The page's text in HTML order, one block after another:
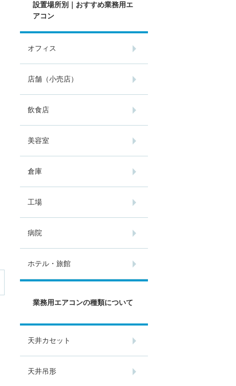
設置場所別｜おすすめ業務用エ
アコン
オフィス
店舗（小売店）
飲食店
美容室
倉庫
工場
病院
ホテル・旅館
業務用エアコンの種類について
天井カセット
天井吊形